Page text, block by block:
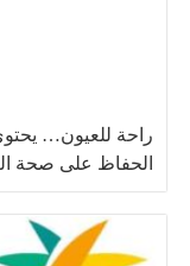
الحفاظ على صحة